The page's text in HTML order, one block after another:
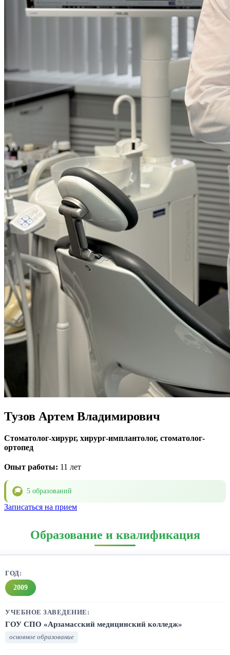
Тузов Артем Владимирович
Стоматолог-хирург, хирург-имплантолог, стоматолог-
ортопед
Опыт работы: 11 лет
🎓 5 образований
Записаться на прием
Образование и квалификация
2009
ГОУ СПО «Арзамасский медицинский колледж»
основное образование